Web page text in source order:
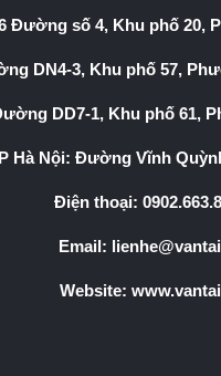
Đường số 4, Khu phố 20,
DN4-3, Khu phố 57,
DD7-1, Khu phố 61,
Hà Nội: Đường Vĩnh
Điện thoại:
Email:
Website: